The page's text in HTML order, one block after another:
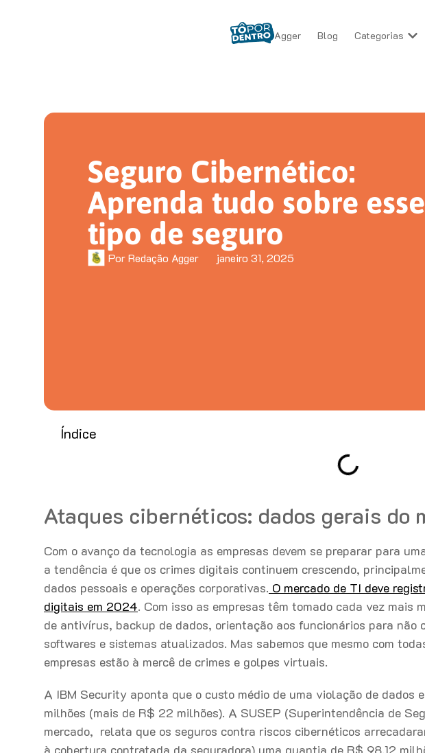
Agger Blog Categorias
Seguro Cibernético:
Aprenda tudo sobre esse
tipo de seguro
PorRedação Agger janeiro 31, 2025
Índice
Ataques cibernéticos: dados gerais do
Com o avanço da tecnologia as empresas devem se preparar para
a tendência é que os crimes digitais continuem crescendo,
dados pessoais e operações corporativas. O mercado de TI deve
digitais em 2024. Com isso as empresas têm tomado cada vez
de antivírus, backup de dados, orientação aos funcionários para
softwares e sistemas atualizados. Mas sabemos que mesmo com
empresas estão à mercê de crimes e golpes virtuais.
A IBM Security aponta que o custo médio de uma violação de
milhões (mais de R$ 22 milhões). A SUSEP (Superintendência de
mercado, relata que os seguros contra riscos cibernéticos
à cobertura contratada da seguradora) uma quantia de R$ 98,12